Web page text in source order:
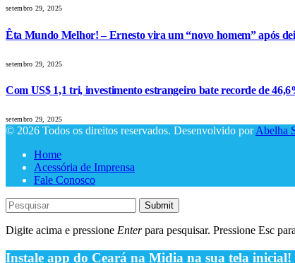
setembro 29, 2025
Êta Mundo Melhor! – Ernesto vira um “novo homem” após
setembro 29, 2025
Com US$ 1,1 tri, investimento estrangeiro bate recorde de
setembro 29, 2025
© 2026 Todos os direitos reservados. Desenvolvido porAbelha
Home
Acessória de Imprensa
Fale Conosco
Submit
Digite acima e pressione Enterpara pesquisar. Pressione Esc
Instale app do Ceará na Midia na sua tela inicial!